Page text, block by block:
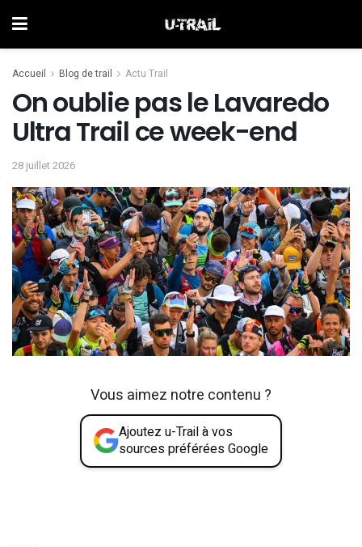
Accueil Blog de trail Actu Trail
On oublie pas le Lavaredo
Ultra Trail ce week-end
28 juillet 2026
Vous aimez notre contenu ?
Ajoutez u-Trail à vos
sources préférées Google